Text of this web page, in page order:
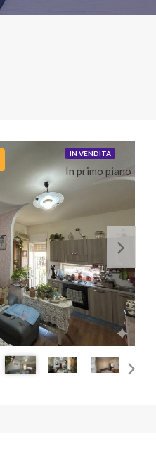
IN VENDITA
In primo piano